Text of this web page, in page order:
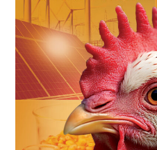
Recife (PE)
R$ 149,79
cx
Ovo Vermelho - Regional
Recife (PE)
R$ 158,77
cx